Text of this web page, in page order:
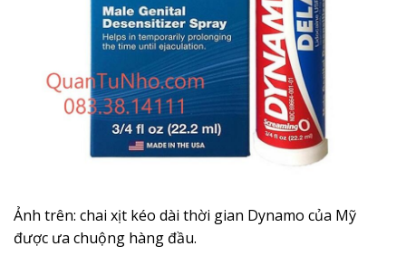
Ảnh trên: chai xịt kéo dài thời gian Dynamo của Mỹ
được ưa chuộng hàng đầu.